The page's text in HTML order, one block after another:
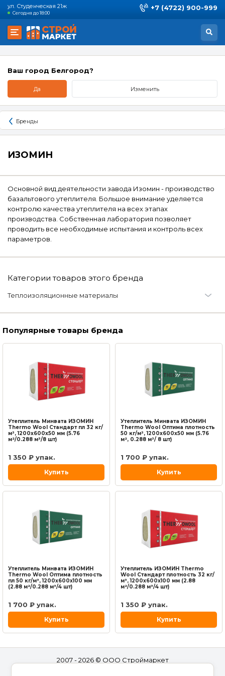
ул. Студенческая 21ж
Сегодня до 18:00
+7 (4722) 900-999
Ваш город Белгород?
Да Изменить
Бренды
ИЗОМИН
Основной вид деятельности завода Изомин - производство
базальтового утеплителя. Большое внимание уделяется
контролю качества утеплителя на всех этапах
производства. Собственная лаборатория позволяет
проводить все необходимые испытания и контроль всех
параметров.
Категории товаров этого бренда
Теплоизоляционные материалы
Базальтовая вата
Популярные товары бренда
Утеплитель Минвата ИЗОМИН
Thermo Wool Стандарт пл 32 кг/
м³, 1200х600х50 мм (5.76
м²/0.288 м³/8 шт)
1 350 ₽ упак.
Купить
Утеплитель Минвата ИЗОМИН
Thermo Wool Оптима плотность
50 кг/м³, 1200х600х50 мм (5.76
м², 0.288 м³/ 8 шт)
1 700 ₽ упак.
Купить
Утеплитель Минвата ИЗОМИН
Thermo Wool Оптима плотность
пл 50 кг/м³, 1200х600х100 мм
(2.88 м²/0.288 м³/4 шт)
1 700 ₽ упак.
Купить
Утеплитель ИЗОМИН Thermo
Wool Стандарт плотность 32 кг/
м³, 1200х600х100 мм (2.88
м²/0.288 м³/4 шт)
1 350 ₽ упак.
Купить
2007 - 2026 © ООО Строймаркет